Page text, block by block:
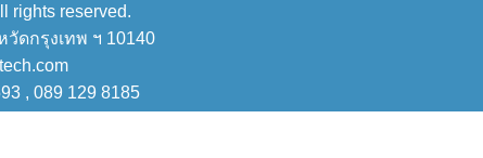
rights reserved.
ดกรุงเทพ ฯ 10140
, 089 129 8185